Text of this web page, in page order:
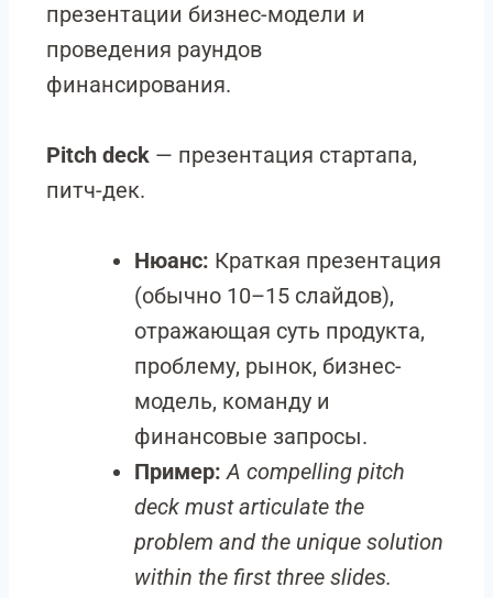
презентации бизнес-модели и
проведения раундов
финансирования.
Pitch deck — презентация стартапа,
питч-дек.
Нюанс: Краткая презентация
(обычно 10–15 слайдов),
отражающая суть продукта,
проблему, рынок, бизнес-
модель, команду и
финансовые запросы.
Пример: A compelling pitch
deck must articulate the
problem and the unique solution
within the first three slides.